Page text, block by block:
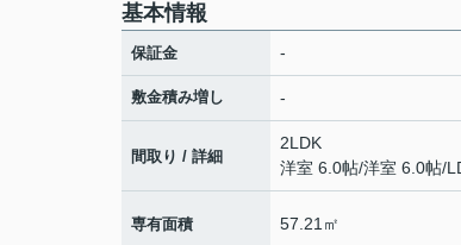
基本情報
保証金 -
敷金積み増し -
間取り / 詳細
2LDK
洋室 6.0帖/洋室 6.0帖/
専有面積 57.21㎡